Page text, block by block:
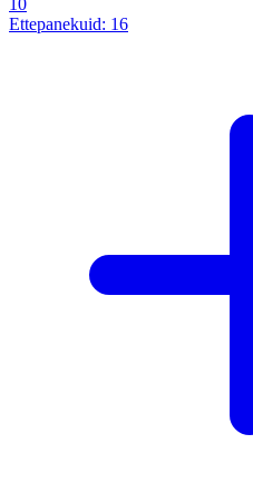
Ettepanekuid: 16